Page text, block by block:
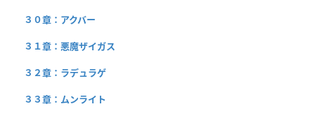
３０章：アクバー
３１章：悪魔ザイガス
３２章：ラデュラゲ
３３章：ムンライト